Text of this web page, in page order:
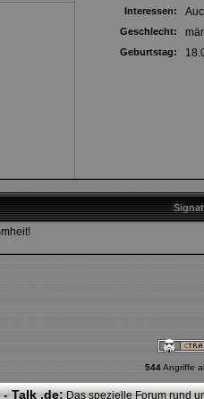
Interessen:
Geschlecht:
Geburtstag:
544Angriffe
Talk .de: Das spezielle Forum rund